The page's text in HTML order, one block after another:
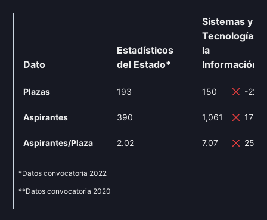
Dato
Estadísticos
del Estado*
Plazas 193
Aspirantes 390
Aspirantes/Plaza 2.02
Sistemas y
Tecnologías
la
Información
150 -
1,061
7.07 250%
*Datos convocatoria 2022
**Datos convocatoria 2020